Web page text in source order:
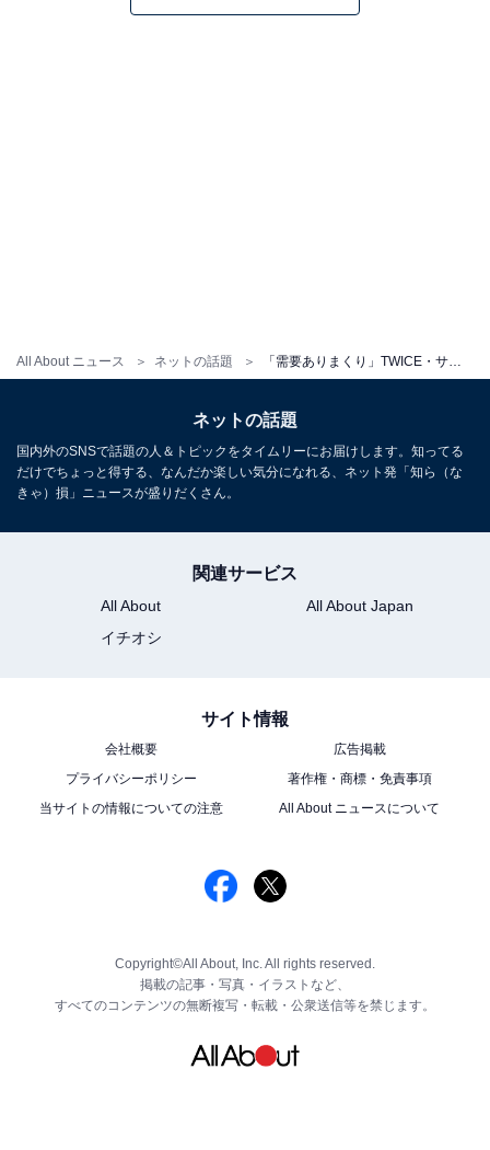
All About ニュース ネットの話題
ネットの話題
国内外のSNSで話題の人＆トピックをタイムリーにお届けします。知ってる
だけでちょっと得する、なんだか楽しい気分になれる、ネット発「知ら（な
きゃ）損」ニュースが盛りだくさん。
関連サービス
All About
All About Japan
イチオシ
サイト情報
会社概要
広告掲載
プライバシーポリシー
著作権・商標・免責事項
当サイトの情報についての注意
All About ニュースについて
Copyright©All About, Inc. All rights reserved.
掲載の記事・写真・イラストなど、
すべてのコンテンツの無断複写・転載・公衆送信等を禁じます。